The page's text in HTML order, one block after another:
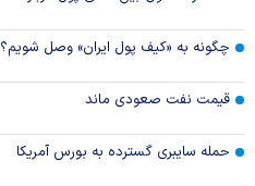
چگونه به «کیف پول ایران» وصل شویم؟
قیمت نفت صعودی ماند
حمله سایبری گسترده به بورس آمریکا